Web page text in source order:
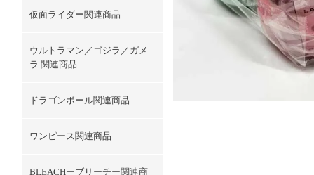
仮面ライダー関連商品
ウルトラマン／ゴジラ／ガメ
ラ 関連商品
ドラゴンボール関連商品
ワンピース関連商品
BLEACHーブリーチー関連商